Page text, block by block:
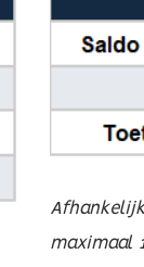
maximaal